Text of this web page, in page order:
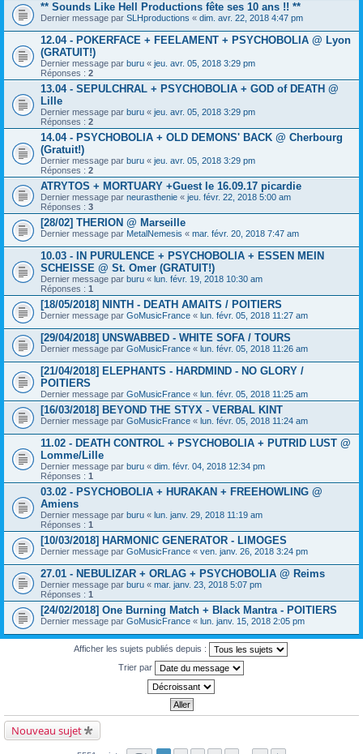
** Sounds Like Hell Productions fête ses 10 ans !! **
Dernier message par SLHproductions « dim. avr. 22, 2018 4:47 pm
12.04 - POKERFACE + FEELAMENT + PSYCHOBOLIA @ Lyon
(GRATUIT!)
Dernier message par buru « jeu. avr. 05, 2018 3:29 pm
Réponses : 2
13.04 - SEPULCHRAL + PSYCHOBOLIA + GOD of DEATH @
Lille
Dernier message par buru « jeu. avr. 05, 2018 3:29 pm
Réponses : 2
14.04 - PSYCHOBOLIA + OLD DEMONS' BACK @ Cherbourg
(Gratuit!)
Dernier message par buru « jeu. avr. 05, 2018 3:29 pm
Réponses : 2
ATRYTOS + MORTUARY +Guest le 16.09.17 picardie
Dernier message par neurasthenie « jeu. févr. 22, 2018 5:00 am
Réponses : 3
[28/02] THERION @ Marseille
Dernier message par MetalNemesis « mar. févr. 20, 2018 7:47 am
10.03 - IN PURULENCE + PSYCHOBOLIA + ESSEN MEIN
SCHEISSE @ St. Omer (GRATUIT!)
Dernier message par buru « lun. févr. 19, 2018 10:30 am
Réponses : 1
[18/05/2018] NINTH - DEATH AMAITS / POITIERS
Dernier message par GoMusicFrance « lun. févr. 05, 2018 11:27 am
[29/04/2018] UNSWABBED - WHITE SOFA / TOURS
Dernier message par GoMusicFrance « lun. févr. 05, 2018 11:26 am
[21/04/2018] ELEPHANTS - HARDMIND - NO GLORY /
POITIERS
Dernier message par GoMusicFrance « lun. févr. 05, 2018 11:25 am
[16/03/2018] BEYOND THE STYX - VERBAL KINT
Dernier message par GoMusicFrance « lun. févr. 05, 2018 11:24 am
11.02 - DEATH CONTROL + PSYCHOBOLIA + PUTRID LUST @
Lomme/Lille
Dernier message par buru « dim. févr. 04, 2018 12:34 pm
Réponses : 1
03.02 - PSYCHOBOLIA + HURAKAN + FREEHOWLING @
Amiens
Dernier message par buru « lun. janv. 29, 2018 11:19 am
Réponses : 1
[10/03/2018] HARMONIC GENERATOR - LIMOGES
Dernier message par GoMusicFrance « ven. janv. 26, 2018 3:24 pm
27.01 - NEBULIZAR + ORLAG + PSYCHOBOLIA @ Reims
Dernier message par buru « mar. janv. 23, 2018 5:07 pm
Réponses : 1
[24/02/2018] One Burning Match + Black Mantra - POITIERS
Dernier message par GoMusicFrance « lun. janv. 15, 2018 2:05 pm
Afficher les sujets publiés depuis :
Trier par
Nouveau sujet